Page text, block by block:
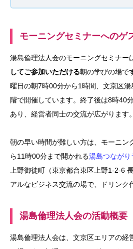
モーニングセミナーへのゲ
湯島倫理法人会のモーニングセミナー
してご参加いただける朝の学びの場で
曜日の朝7時00分から1時間、文京区
階で開催しています。終了後は8時40
あり、経営者同士の交流が広がります。
朝の早い時間が難しい方は、モーニン
ら11時00分まで開かれる湯島つながり
上野御徒町（東京都台東区上野1-2-6
アルなビジネス交流の場で、ドリンク
湯島倫理法人会の活動概要
湯島倫理法人会は、文京区エリアの経